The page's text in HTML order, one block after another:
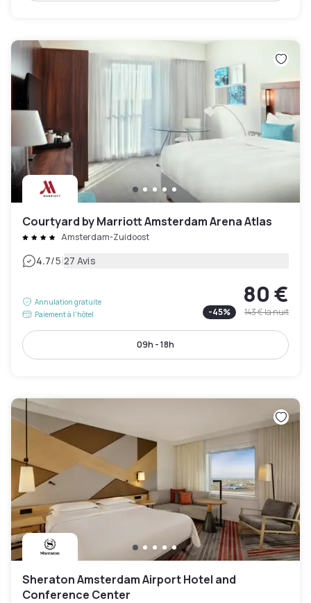
Courtyard by Marriott Amsterdam Arena Atlas
Amsterdam-Zuidoost
4.7/5|27 Avis
Annulation gratuite
Paiement à l'hôtel
80 €
-45% 143 €la nuit
09h - 18h
Sheraton Amsterdam Airport Hotel and
Conference Center